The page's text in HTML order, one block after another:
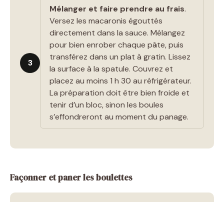
3
Mélanger et faire prendre au frais.
Versez les macaronis égouttés
directement dans la sauce. Mélangez
pour bien enrober chaque pâte, puis
transférez dans un plat à gratin. Lissez
la surface à la spatule. Couvrez et
placez au moins 1 h 30 au réfrigérateur.
La préparation doit être bien froide et
tenir d’un bloc, sinon les boules
s’effondreront au moment du panage.
Façonner et paner les boulettes